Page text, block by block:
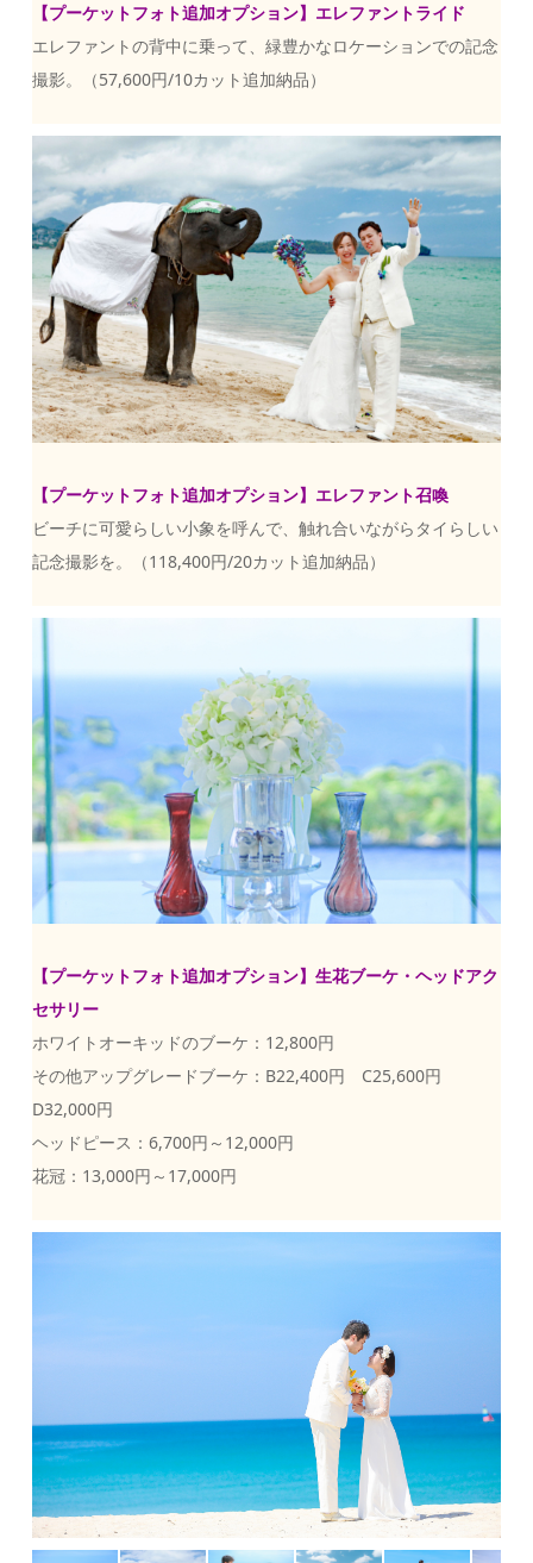
【プーケットフォト追加オプション】エレファントライド
エレファントの背中に乗って、緑豊かなロケーションでの記念
撮影。（57,600円/10カット追加納品）
【プーケットフォト追加オプション】エレファント召喚
ビーチに可愛らしい小象を呼んで、触れ合いながらタイらしい
記念撮影を。（118,400円/20カット追加納品）
【プーケットフォト追加オプション】生花ブーケ・ヘッドアク
セサリー
ホワイトオーキッドのブーケ：12,800円
その他アップグレードブーケ：B22,400円 C25,600円
D32,000円
ヘッドピース：6,700円～12,000円
花冠：13,000円～17,000円